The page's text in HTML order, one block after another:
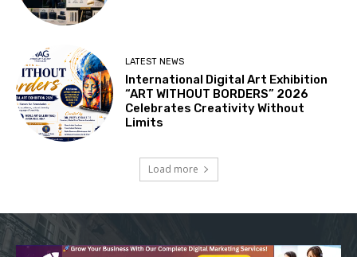
LATEST NEWS
International Digital Art Exhibition
“ART WITHOUT BORDERS” 2026
Celebrates Creativity Without
Limits
Load more